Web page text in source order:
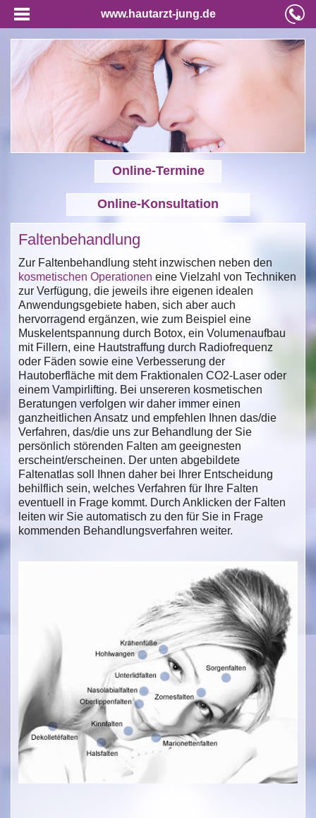
www.hautarzt-jung.de
Online-Termine
Online-Konsultation
Faltenbehandlung
Zur Faltenbehandlung steht inzwischen neben den
kosmetischen Operationen eine Vielzahl von Techniken
zur Verfügung, die jeweils ihre eigenen idealen
Anwendungsgebiete haben, sich aber auch
hervorragend ergänzen, wie zum Beispiel eine
Muskelentspannung durch Botox, ein Volumenaufbau
mit Fillern, eine Hautstraffung durch Radiofrequenz
oder Fäden sowie eine Verbesserung der
Hautoberfläche mit dem Fraktionalen CO2-Laser oder
einem Vampirlifting. Bei unsereren kosmetischen
Beratungen verfolgen wir daher immer einen
ganzheitlichen Ansatz und empfehlen Ihnen das/die
Verfahren, das/die uns zur Behandlung der Sie
persönlich störenden Falten am geeignesten
erscheint/erscheinen. Der unten abgebildete
Faltenatlas soll Ihnen daher bei Ihrer Entscheidung
behilflich sein, welches Verfahren für Ihre Falten
eventuell in Frage kommt. Durch Anklicken der Falten
leiten wir Sie automatisch zu den für Sie in Frage
kommenden Behandlungsverfahren weiter.